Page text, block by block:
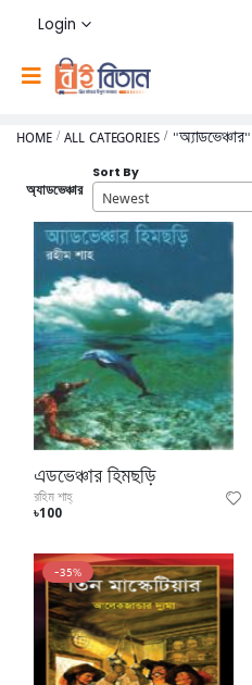
Login
HOME ALL CATEGORIES "অ্যাডভেঞ্চার"
অ্যাডভেঞ্চার
Sort By
Newest
এডভেঞ্চার হিমছড়ি
রহিম শাহ্‌
৳100
-35%